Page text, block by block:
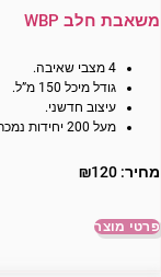
משאבת חלב WBP
4 מצבי שאיבה.
גודל מיכל 150 מ”ל.
עיצוב חדשני.
מעל 200 יחידות נמכרו.
מחיר: ₪120
פרטי מוצר